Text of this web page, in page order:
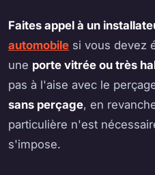
Faites appel à un
automobile si vous devez
une porte vitrée ou très
pas à l'aise avec le
sans perçage, en
particulière n'est
s'impose.